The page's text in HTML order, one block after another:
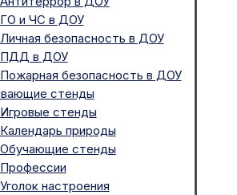
ГО и ЧС в ДОУ
Личная безопасность в ДОУ
ПДД в ДОУ
Пожарная безопасность в ДОУ
стенды
Игровые стенды
Календарь природы
Обучающие стенды
Профессии
Уголок настроения